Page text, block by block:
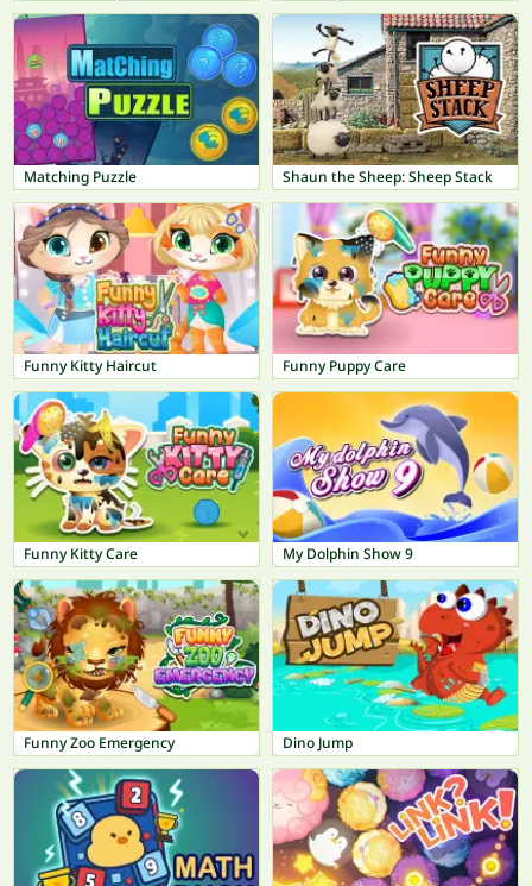
Matching Puzzle Shaun the Sheep: Sheep Stack
Funny Kitty Haircut Funny Puppy Care
Funny Kitty Care My Dolphin Show 9
Funny Zoo Emergency Dino Jump